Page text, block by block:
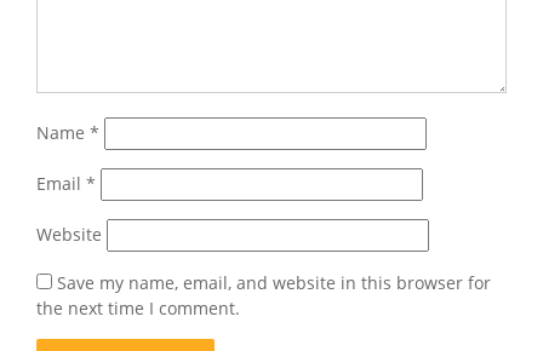
Name *
Email *
Website
Save my name, email, and website in this browser for
the next time I comment.